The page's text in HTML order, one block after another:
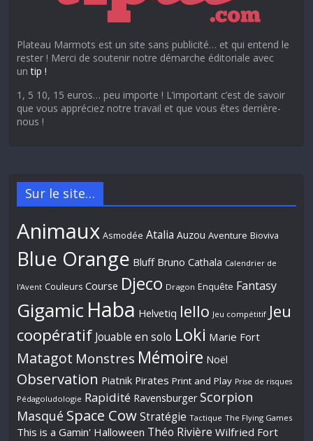
Plateau Marmots est un site sans publicité… et qui entend le
rester ! Merci de soutenir notre démarche éditoriale avec
untip !
1, 5 10, 15 euros… peu importe ! L’important c’est de savoir
que vous appréciez notre travail et que vous êtes derrière-
nous !
Sur le site…
Animaux Asmodée Atalia Auzou Aventure Bioviva
Blue Orange Bluff Bruno Cathala Calendrier de
l'Avent Couleurs Course Djeco Dragon Enquête Fantasy
Gigamic Haba Helvetiq Iello Jeu compétitif Jeu
coopératif Jouable en solo Loki Marie Fort
Matagot Monstres Mémoire Noël
Observation Piatnik Pirates Print and Play Prise de risques
Pédagoludologie Rapidité Ravensburger Scorpion
Masqué Space Cow Stratégie Tactique The Flying Games
This is a Gamin' Halloween Théo Rivière Wilfried Fort